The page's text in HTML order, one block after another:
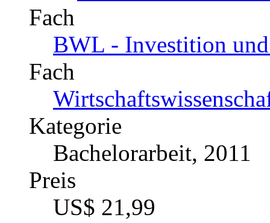
Fach
BWL - Investition
Fach
Kategorie
Bachelorarbeit, 2011
Preis